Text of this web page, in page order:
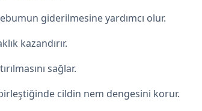
giderilmesine yardımcı olur.
kazandırır.
sağlar.
cildin nem dengesini korur.